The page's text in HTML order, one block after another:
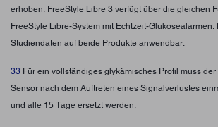
erhoben. FreeStyle Libre 3 verfügt über die gleichen
FreeStyle Libre-System mit Echtzeit-Glukosealarmen.
Studiendaten auf beide Produkte anwendbar.
33 Für ein vollständiges glykämisches Profil muss
Sensor nach dem Auftreten eines Signalverlustes
und alle 15 Tage ersetzt werden.